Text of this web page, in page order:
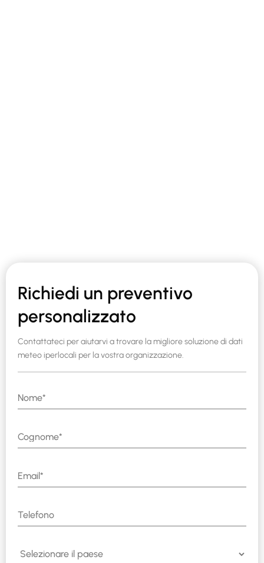
Richiedi un preventivo
personalizzato
Contattateci per aiutarvi a trovare la migliore soluzione di dati
meteo iperlocali per la vostra organizzazione.